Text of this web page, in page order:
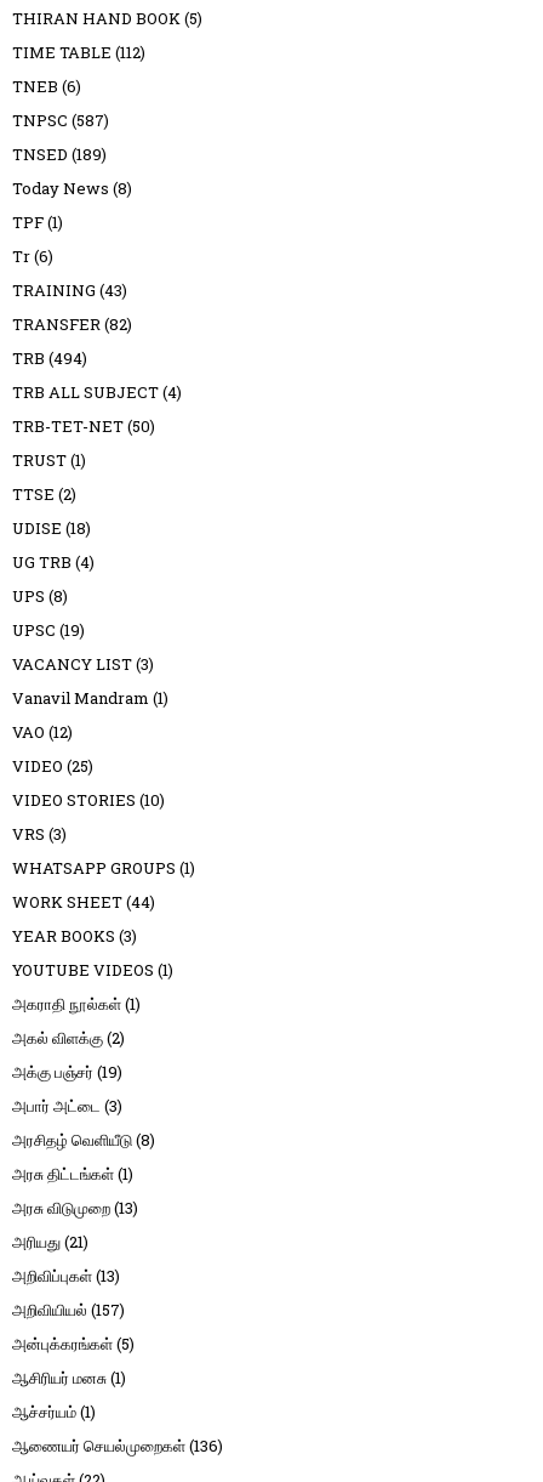
THIRAN HAND BOOK(5)
TIME TABLE (112)
TNEB (6)
TNPSC (587)
TNSED (189)
Today News (8)
TPF(1)
Tr(6)
TRAINING (43)
TRANSFER(82)
TRB (494)
TRB ALL SUBJECT(4)
TRB-TET-NET(50)
TRUST(1)
TTSE (2)
UDISE (18)
UG TRB (4)
UPS (8)
UPSC (19)
VACANCY LIST(3)
Vanavil Mandram (1)
VAO (12)
VIDEO (25)
VIDEO STORIES (10)
VRS (3)
WHATSAPP GROUPS (1)
WORK SHEET(44)
YEAR BOOKS (3)
YOUTUBE VIDEOS (1)
அகராதி நூல்கள்(1)
அகல் விளக்கு(2)
அக்கு பஞ்சர் (19)
அபார் அட்டை (3)
அரசிதழ் வெளியீடு(8)
அரசு திட்டங்கள்(1)
அரசு விடுமுறை(13)
அரியது(21)
அறிவிப்புகள்(13)
அறிவியியல் (157)
அன்புக்கரங்கள்(5)
ஆசிரியர் மனசு(1)
ஆச்சர்யம்(1)
ஆணையர் செயல்முறைகள்(136)